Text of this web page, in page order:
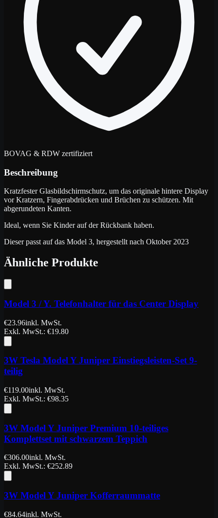
BOVAG & RDW zertifiziert
Beschreibung
Kratzfester Glasbildschirmschutz, um das originale hintere Display
vor Kratzern, Fingerabdrücken und Brüchen zu schützen. Mit
abgerundeten Kanten.
Ideal, wenn Sie Kinder auf der Rückbank haben.
Dieser passt auf das Model 3, hergestellt nach Oktober 2023
Ähnliche Produkte
Model 3 / Y. Telefonhalter für das Center Display
€23.96inkl. MwSt.
Exkl. MwSt.: €19.80
3W Tesla Model Y Juniper Einstiegsleisten-Set 9-
teilig
€119.00inkl. MwSt.
Exkl. MwSt.: €98.35
3W Model Y Juniper Premium 10-teiliges
Komplettset mit schwarzem Teppich
€306.00inkl. MwSt.
Exkl. MwSt.: €252.89
3W Model Y Juniper Kofferraummatte
€84.64inkl. MwSt.